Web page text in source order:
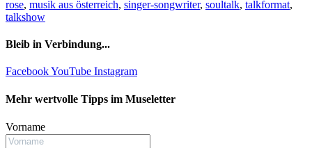
rose, musik aus österreich, singer-songwriter, soultalk, talkformat,
talkshow
Bleib in Verbindung...
FacebookYouTube Instagram
Mehr wertvolle Tipps im Museletter
Vorname